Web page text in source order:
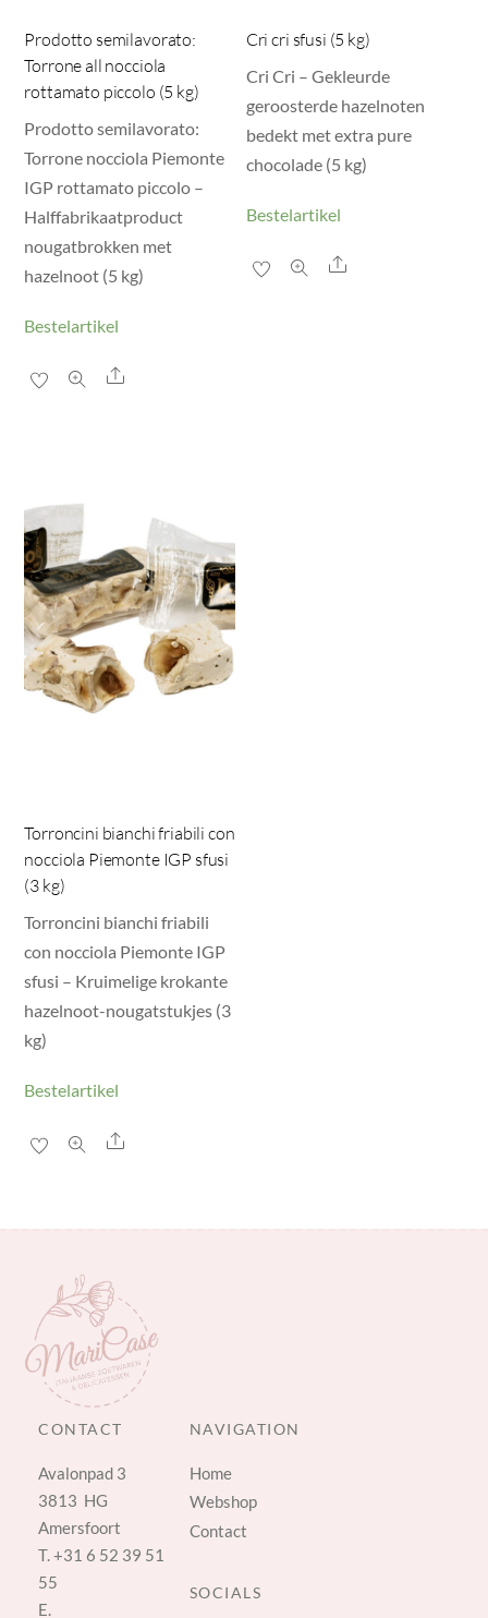
Prodotto semilavorato:
Torrone all nocciola
rottamato piccolo (5 kg)
Prodotto semilavorato:
Torrone nocciola Piemonte
IGP rottamato piccolo –
Halffabrikaatproduct
nougatbrokken met
hazelnoot (5 kg)
Bestelartikel
Share
Cri cri sfusi (5 kg)
Cri Cri – Gekleurde
geroosterde hazelnoten
bedekt met extra pure
chocolade (5 kg)
Bestelartikel
Share
Torroncini bianchi friabili con
nocciola Piemonte IGP sfusi
(3 kg)
Torroncini bianchi friabili
con nocciola Piemonte IGP
sfusi – Kruimelige krokante
hazelnoot-nougatstukjes (3
kg)
Bestelartikel
Share
CONTACT
Avalonpad 3
3813 HG
Amersfoort
T.+31 6 52 39 51
55
E.
NAVIGATION
Home
Webshop
Contact
SOCIALS